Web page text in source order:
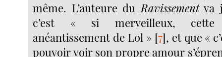
même. L’auteure duRavissementva
c’est « si merveilleux,
anéantissement de Lol » [7], et que «
pouvoir voir son propre amour